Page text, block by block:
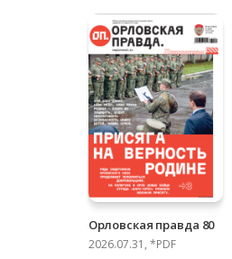
Орловская правда 80
2026.07.31, *PDF